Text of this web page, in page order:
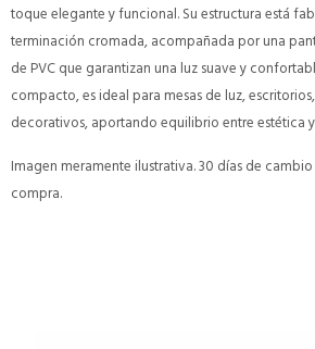
toque elegante y funcional. Su estructura está
terminación cromada, acompañada por una
de PVC que garantizan una luz suave y
compacto, es ideal para mesas de luz,
decorativos, aportando equilibrio entre estética
Imagen meramente ilustrativa. 30 días de
compra.